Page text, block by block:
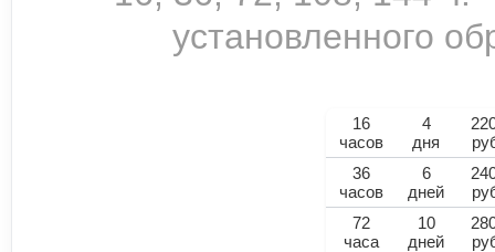
установленного
16
часов
4
дня
36
часов
6
дней
72
часа
10
дней